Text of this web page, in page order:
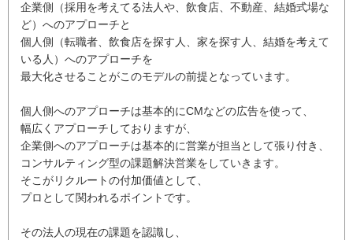
企業側（採用を考えてる法人や、飲食店、不動産、結婚式場な
ど）へのアプローチと
個人側（転職者、飲食店を探す人、家を探す人、結婚を考えて
いる人）へのアプローチを
最大化させることがこのモデルの前提となっています。
個人側へのアプローチは基本的にCMなどの広告を使って、
幅広くアプローチしておりますが、
企業側へのアプローチは基本的に営業が担当として張り付き、
コンサルティング型の課題解決営業をしていきます。
そこがリクルートの付加価値として、
プロとして関われるポイントです。
その法人の現在の課題を認識し、